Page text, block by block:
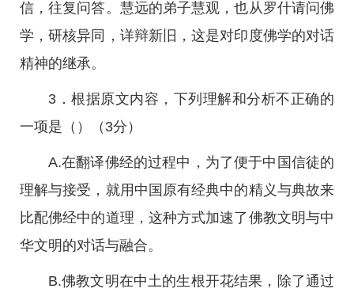
信，往复问答。慧远的弟子慧观，也从罗什请问佛
学，研核异同，详辩新旧，这是对印度佛学的对话
精神的继承。
3．根据原文内容，下列理解和分析不正确的
一项是（）（3分）
A.在翻译佛经的过程中，为了便于中国信徒的
理解与接受，就用中国原有经典中的精义与典故来
比配佛经中的道理，这种方式加速了佛教文明与中
华文明的对话与融合。
B.佛教文明在中土的生根开花结果，除了通过